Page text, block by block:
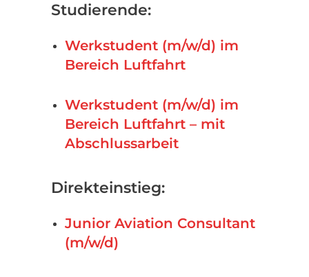
Studierende:
Werkstudent (m/w/d) im
Bereich Luftfahrt
Werkstudent (m/w/d) im
Bereich Luftfahrt – mit
Abschlussarbeit
Direkteinstieg:
Junior Aviation Consultant
(m/w/d)